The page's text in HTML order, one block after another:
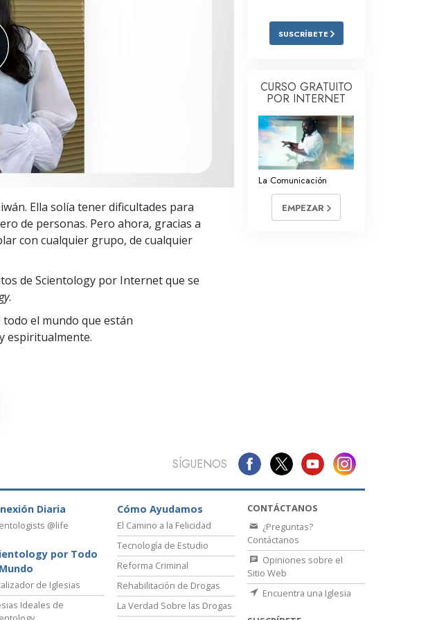
La Causa de la Supresión
Investigaciones
Los Fundamentos de la Organización
Los Fundamentos de las Relaciones
Públicas
Ella solía tener dificultades para
de personas. Pero ahora, gracias a
con cualquier grupo, de cualquier
de Scientology por Internet que se
.
el mundo que están
espiritualmente.
SUSCRÍBETE
CURSO GRATUITO
POR INTERNET
La Comunicación
EMPEZAR
SÍGUENOS
Diaria
@life
por Todo
de Iglesias
Ideales de
Cómo Ayudamos
El Camino a la Felicidad
Tecnología de Estudio
Reforma Criminal
Rehabilitación de Drogas
La Verdad Sobre las Drogas
CONTÁCTANOS
¿Preguntas?
Contáctanos
Opiniones sobre el
Sitio Web
Encuentra una Iglesia